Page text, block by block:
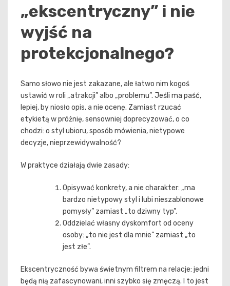
„ekscentryczny” i nie
wyjść na
protekcjonalnego?
Samo słowo nie jest zakazane, ale łatwo nim kogoś
ustawić w roli „atrakcji” albo „problemu”. Jeśli ma paść,
lepiej, by niosło opis, a nie ocenę. Zamiast rzucać
etykietą w próżnię, sensowniej doprecyzować, o co
chodzi: o styl ubioru, sposób mówienia, nietypowe
decyzje, nieprzewidywalność?
W praktyce działają dwie zasady:
Opisywać konkrety, a nie charakter: „ma
bardzo nietypowy styl i lubi nieszablonowe
pomysły” zamiast „to dziwny typ”.
Oddzielać własny dyskomfort od oceny
osoby: „to nie jest dla mnie” zamiast „to
jest złe”.
Ekscentryczność bywa świetnym filtrem na relacje: jedni
będą nią zafascynowani, inni szybko się zmęczą. I to jest